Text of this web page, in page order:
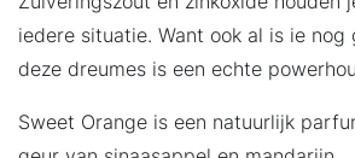
iedere situatie. Want ook al is ie nog
deze dreumes is een echte
Sweet Orange is een natuurlijk